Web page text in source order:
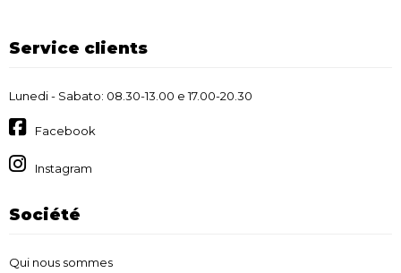
Service clients
Lunedi - Sabato: 08.30-13.00 e 17.00-20.30
Facebook
Instagram
Société
Qui nous sommes